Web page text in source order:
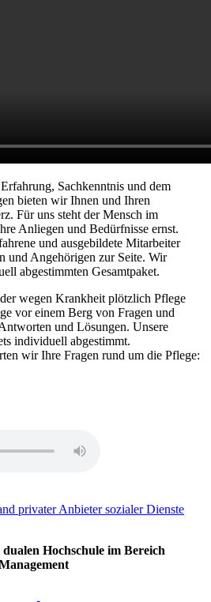
Sachkenntnis und dem
bieten wir Ihnen und Ihren
Für uns steht der Mensch im
Anliegen und Bedürfnisse ernst.
und ausgebildete Mitarbeiter
und Angehörigen zur Seite. Wir
abgestimmten Gesamtpaket.
wegen Krankheit plötzlich Pflege
vor einem Berg von Fragen und
und Lösungen. Unsere
individuell abgestimmt.
wir Ihre Fragen rund um die Pflege:
Hochschule im Bereich